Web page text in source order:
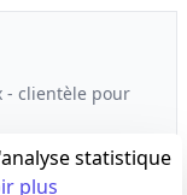
- clientèle pour
statistique
plus